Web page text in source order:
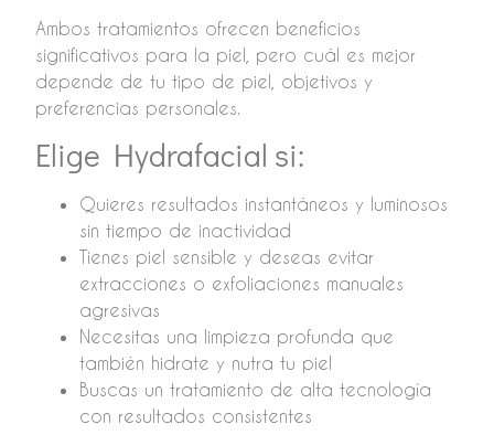
Ambos tratamientos ofrecen beneficios
significativos para la piel, pero cuál es mejor
depende de tu tipo de piel, objetivos y
preferencias personales.
Elige Hydrafacial si:
Quieres resultados instantáneos y luminosos
sin tiempo de inactividad
Tienes piel sensible y deseas evitar
extracciones o exfoliaciones manuales
agresivas
Necesitas una limpieza profunda que
también hidrate y nutra tu piel
Buscas un tratamiento de alta tecnología
con resultados consistentes